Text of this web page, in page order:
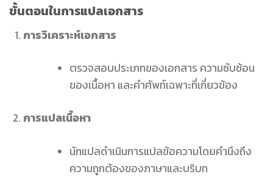
ขั้นตอนในการแปลเอกสาร
การวิเคราะห์เอกสาร
ตรวจสอบประเภทของเอกสาร ความซับซ้อน
ของเนื้อหา และคำศัพท์เฉพาะที่เกี่ยวข้อง
การแปลเนื้อหา
นักแปลดำเนินการแปลข้อความโดยคำนึงถึง
ความถูกต้องของภาษาและบริบท